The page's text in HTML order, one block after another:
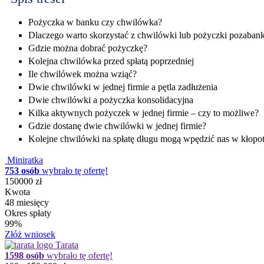
Pożyczka w banku czy chwilówka?
Dlaczego warto skorzystać z chwilówki lub pożyczki
Gdzie można dobrać pożyczkę?
Kolejna chwilówka przed spłatą poprzedniej
Ile chwilówek można wziąć?
Dwie chwilówki w jednej firmie a pętla zadłużenia
Dwie chwilówki a pożyczka konsolidacyjna
Kilka aktywnych pożyczek w jednej firmie – czy to możliwe?
Gdzie dostanę dwie chwilówki w jednej firmie?
Kolejne chwilówki na spłatę długu mogą wpędzić nas w
Miniratka
753 osób wybrało tę ofertę!
150000 zł
Kwota
48 miesięcy
Okres spłaty
99%
Złóż wniosek
Tarata
1598 osób wybrało tę ofertę!